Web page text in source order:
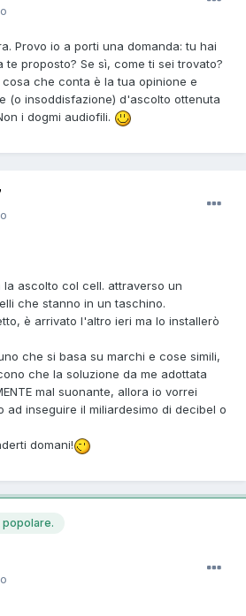
Provo io a porti una domanda: tu hai
proposto? Se sì, come ti sei trovato?
che conta è la tua opinione e
(o insoddisfazione) d'ascolto ottenuta
i dogmi audiofili.
ascolto col cell. attraverso un
che stanno in un taschino.
è arrivato l'altro ieri ma lo installerò
che si basa su marchi e cose simili,
che la soluzione da me adottata
mal suonante, allora io vorrei
ad inseguire il miliardesimo di decibel o
domani!
popolare.